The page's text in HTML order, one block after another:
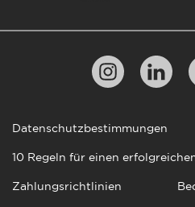
Datenschutzbestimmungen
10 Regeln für einen
Zahlungsrichtlinien